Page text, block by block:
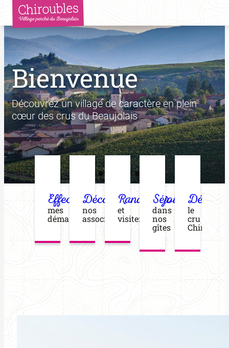
Aller
au
Bienvenue
Découvrez un village de caractère en plein
cœur des crus du Beaujolais
Effectuer
mes
démarches
Découvrir
nos
associations
Randonner
et
visiter
Séjourner
dans
nos
gîtes
le
cru
Chiroubles